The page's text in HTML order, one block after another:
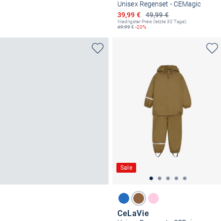
Unisex Regenset - CEMagic
49,99 €
Ermäßigter Preis
39,99 €
Niedrigster Preis (letzte 30 Tage):
49,99€ -20%
Sale
CeLaVie